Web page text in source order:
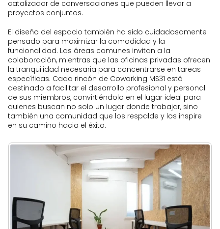
catalizador de conversaciones que pueden llevar a
proyectos conjuntos.
El diseño del espacio también ha sido cuidadosamente
pensado para maximizar la comodidad y la
funcionalidad. Las áreas comunes invitan a la
colaboración, mientras que las oficinas privadas ofrecen
la tranquilidad necesaria para concentrarse en tareas
específicas. Cada rincón de Coworking MS31 está
destinado a facilitar el desarrollo profesional y personal
de sus miembros, convirtiéndolo en el lugar ideal para
quienes buscan no solo un lugar donde trabajar, sino
también una comunidad que los respalde y los inspire
en su camino hacia el éxito.